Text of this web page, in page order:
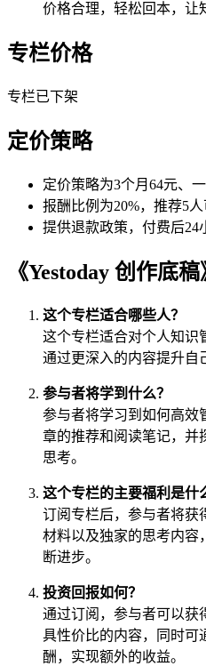
价格合理，轻松回本，让
专栏价格
专栏已下架
定价策略
定价策略为3个月64元、一
报酬比例为20%，推荐5人
提供退款政策，付费后24
《Yestoday 创作底
这个专栏适合哪些人？
这个专栏适合对个人知识
通过更深入的内容提升自
参与者将学到什么？
参与者将学习到如何高效
章的推荐和阅读笔记，并
思考。
这个专栏的主要福利是什
订阅专栏后，参与者将获
材料以及独家的思考内容
断进步。
投资回报如何？
通过订阅，参与者可以获
具性价比的内容，同时可
酬，实现额外的收益。